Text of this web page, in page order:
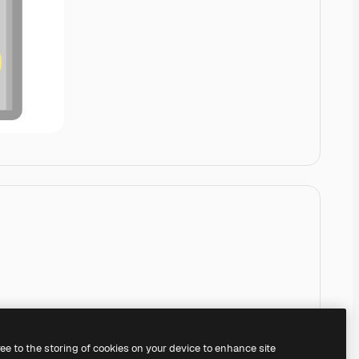
to the storing of cookies on your device to enhance site